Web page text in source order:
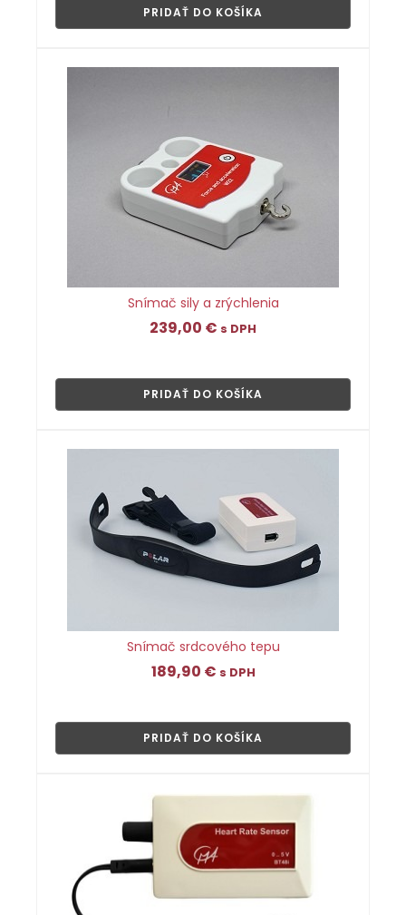
PRIDAŤ DO KOŠÍKA
Snímač sily a zrýchlenia
239,00 € s DPH
PRIDAŤ DO KOŠÍKA
Snímač srdcového tepu
189,90 € s DPH
PRIDAŤ DO KOŠÍKA